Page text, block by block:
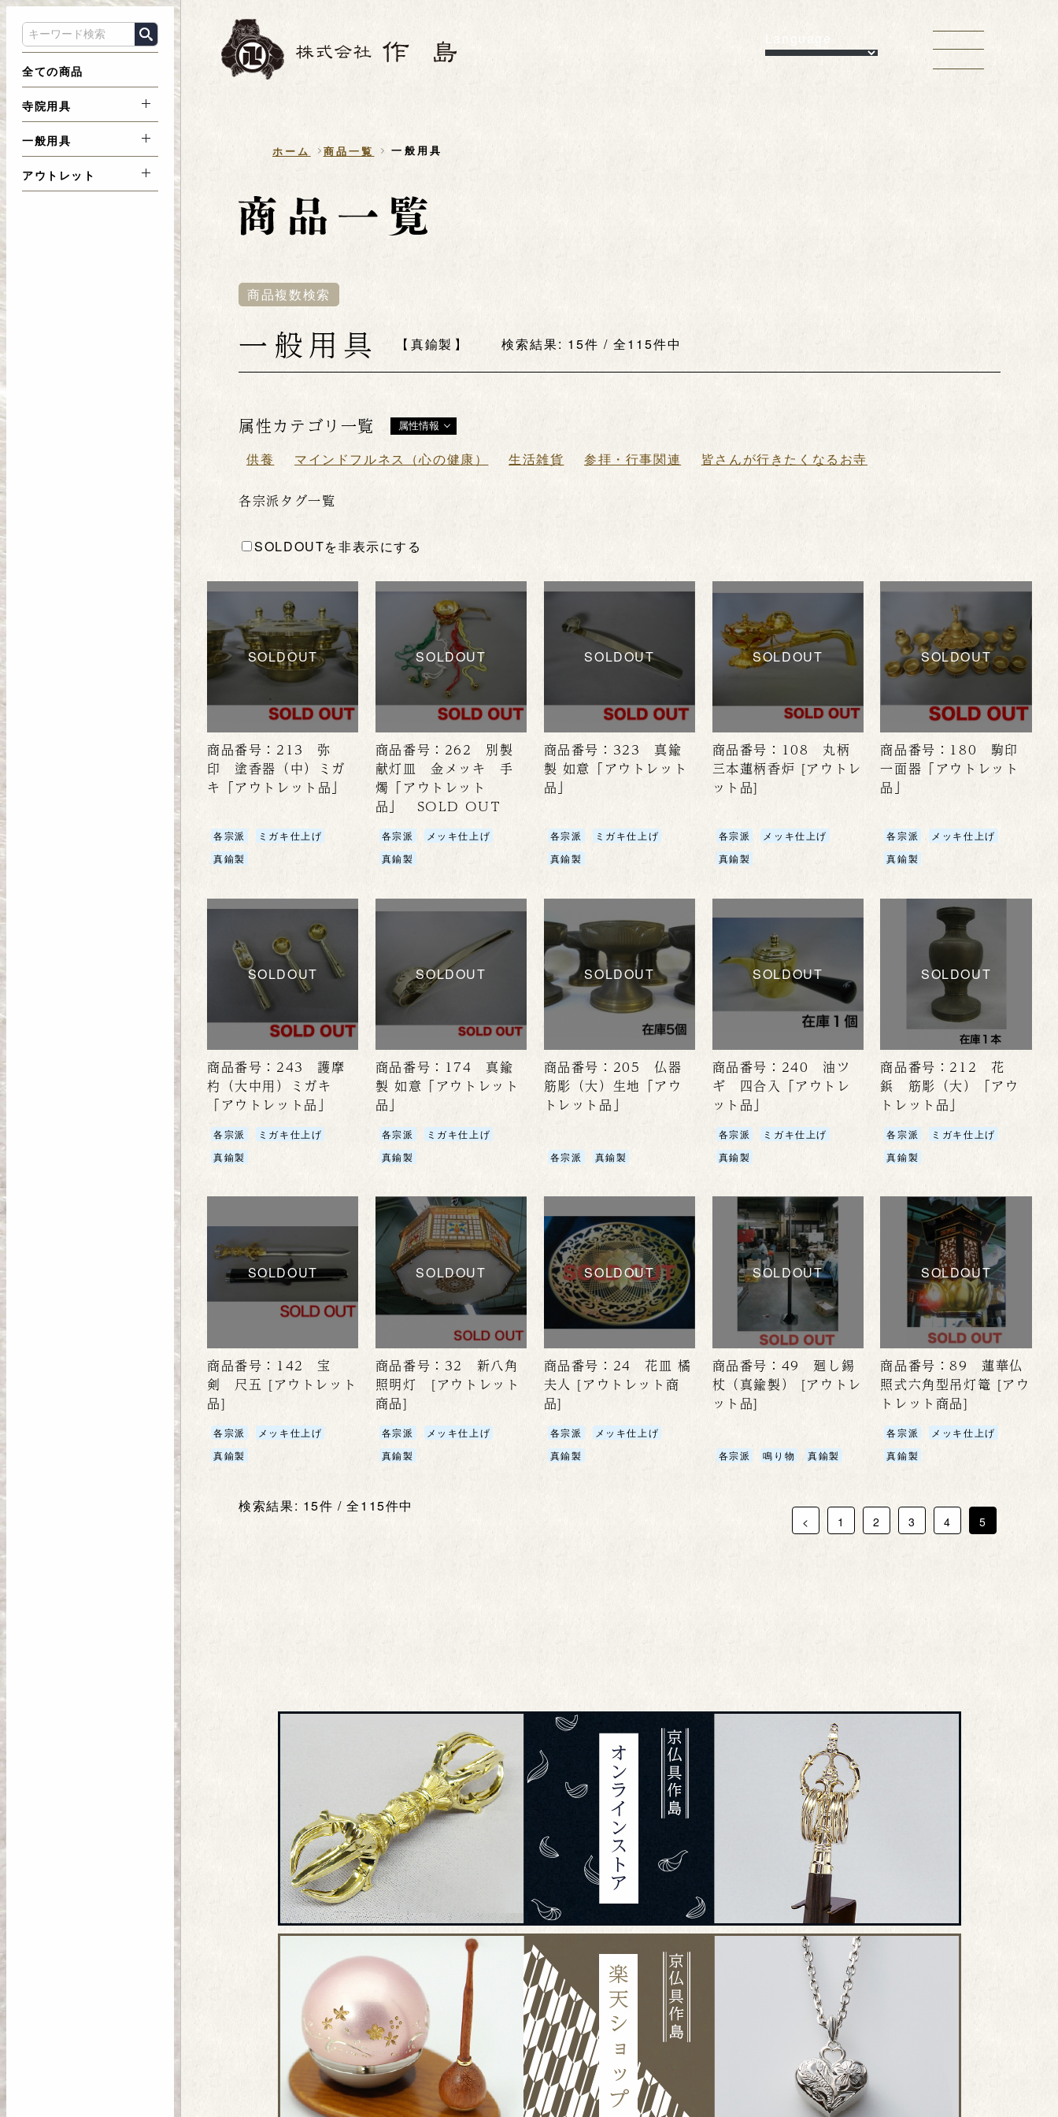
全ての商品
寺院用具
一般用具
アウトレット
Language
ホーム 商品一覧 一般用具
商品複数検索
一般用具 真鍮製 検索結果: 15件 / 全115件中
属性カテゴリ一覧 属性情報
供養 マインドフルネス（心の健康） 生活雑貨 参拝・行事関連 皆さんが行きたくなるお寺
各宗派タグ一覧
SOLDOUTを非表示にする
SOLDOUT
商品番号：213 弥
印 塗香器（中）ミガ
キ「アウトレット品」
各宗派
ミガキ仕上げ
真鍮製
SOLDOUT
商品番号：262 別製
献灯皿 金メッキ 手
燭「アウトレット
品」 SOLD OUT
各宗派
メッキ仕上げ
真鍮製
SOLDOUT
商品番号：323 真鍮
製 如意「アウトレット
品」
各宗派
ミガキ仕上げ
真鍮製
SOLDOUT
商品番号：108 丸柄
三本蓮柄香炉 [アウトレ
ット品]
各宗派
メッキ仕上げ
真鍮製
SOLDOUT
商品番号：180 駒印
一面器「アウトレット
品」
各宗派
メッキ仕上げ
真鍮製
SOLDOUT
商品番号：243 護摩
杓（大中用）ミガキ
「アウトレット品」
各宗派
ミガキ仕上げ
真鍮製
SOLDOUT
商品番号：174 真鍮
製 如意「アウトレット
品」
各宗派
ミガキ仕上げ
真鍮製
SOLDOUT
商品番号：205 仏器
筋彫（大）生地「アウ
トレット品」
各宗派 真鍮製
SOLDOUT
商品番号：240 油ツ
ギ 四合入「アウトレ
ット品」
各宗派
ミガキ仕上げ
真鍮製
SOLDOUT
商品番号：212 花
鋲 筋彫（大）「アウ
トレット品」
各宗派
ミガキ仕上げ
真鍮製
SOLDOUT
商品番号：142 宝
剣 尺五 [アウトレット
品]
各宗派
メッキ仕上げ
真鍮製
SOLDOUT
商品番号：32 新八角
照明灯 [アウトレット
商品]
各宗派
メッキ仕上げ
真鍮製
SOLDOUT
商品番号：24 花皿 橘
夫人 [アウトレット商
品]
各宗派
メッキ仕上げ
真鍮製
SOLDOUT
商品番号：49 廻し錫
杖（真鍮製） [アウトレ
ット品]
各宗派 鳴り物 真鍮製
SOLDOUT
商品番号：89 蓮華仏
照式六角型吊灯篭 [アウ
トレット商品]
各宗派
メッキ仕上げ
真鍮製
検索結果: 15件 / 全115件中
< 1 2 3 4 5